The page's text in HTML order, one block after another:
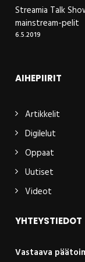
Streamia Talk
mainstream-pelit
6.5.2019
AIHEPIIRIT
Artikkelit
Digilelut
Oppaat
Uutiset
Videot
YHTEYSTIEDOT
Vastaava